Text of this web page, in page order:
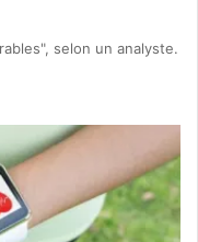
selon un analyste.